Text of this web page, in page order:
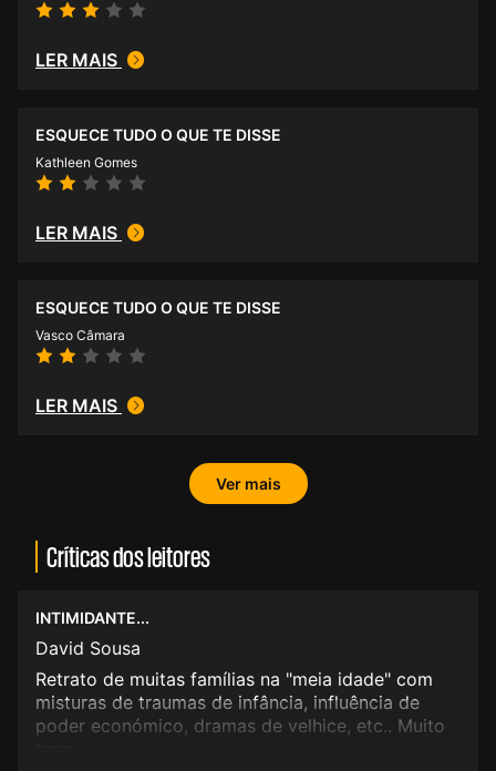
LER MAIS
ESQUECE TUDO O QUE TE DISSE
Kathleen Gomes
LER MAIS
ESQUECE TUDO O QUE TE DISSE
Vasco Câmara
LER MAIS
Ver mais
Críticas dos leitores
INTIMIDANTE...
David Sousa
Retrato de muitas famílias na "meia idade" com
misturas de traumas de infância, influência de
poder económico, dramas de velhice, etc.. Muito